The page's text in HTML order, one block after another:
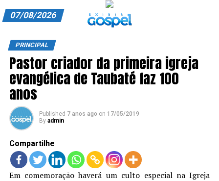
ANUNCIE CONOSCO
ASSINE
CARRINHO
EDITORIAL
ENTREVISTAS
EXPEDIENTE
07/08/2026
PRINCIPAL
Pastor criador da primeira igreja
evangélica de Taubaté faz 100
anos
Published 7 anos ago on 17/05/2019
By admin
Compartilhe
Em comemoração haverá um culto especial na Igreja